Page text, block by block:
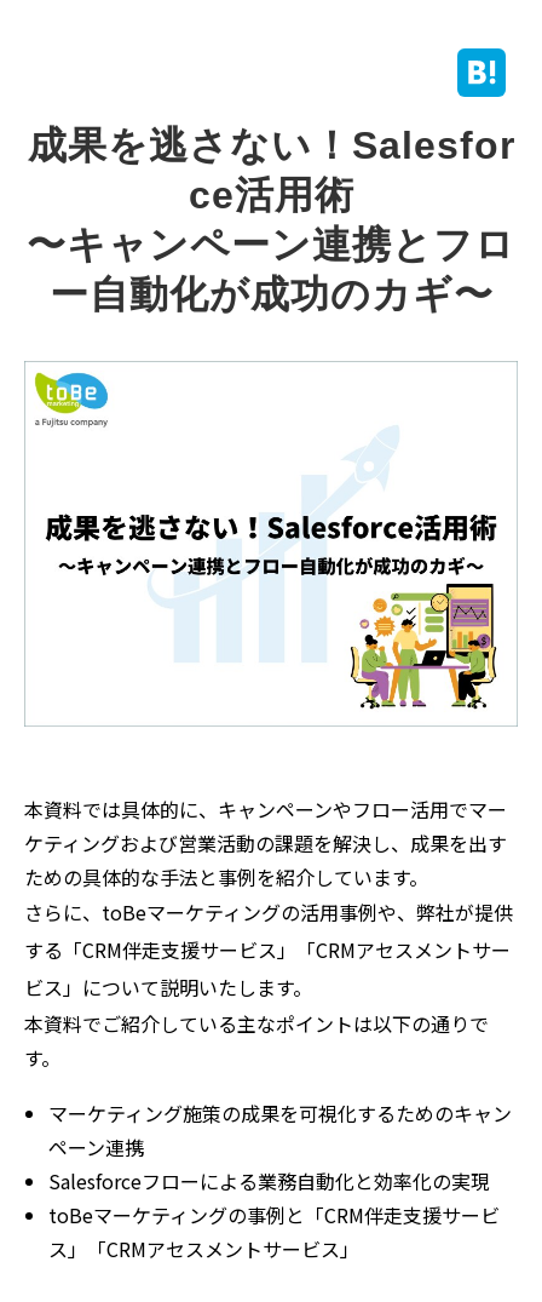
成果を逃さない！Salesfor
ce活用術
〜キャンペーン連携とフロ
ー自動化が成功のカギ〜
本資料では具体的に、 キャンペーンやフロー活用でマー
ケティングおよび営業活動の課題を解決し、成果を出す
ための具体的な手法と事例を紹介しています。
さらに、toBeマーケティングの活用事例や、弊社が提供
する「CRM伴走支援サービス」「CRMアセスメントサー
ビス」について説明いたします。
本資料でご紹介している主なポイントは以下の通りで
す。
マーケティング施策の成果を可視化するためのキャン
ペーン連携
Salesforceフローによる業務自動化と効率化の実現
toBeマーケティングの事例と「CRM伴走支援サービ
ス」「CRMアセスメントサービス」